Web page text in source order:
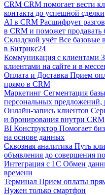
CRM CRM помогает вести
контакта до успешной сделки
AI в CRM Расшифрует
в CRM и поможет продавать
Складской учёт Все базовые
в Битрикс24
Коммуникация с клиентами
клиентами на сайте и в
Оплата и Доставка Прием
прямо в CRM
Маркетинг Сегментация
персональных предложений,
Онлайн-запись клиентов
и бронирования внутри CRM
BI Конструктор Помогает
на основе данных
Сквозная аналитика Путь
объявления до совершения
Интеграция с 1С Обмен
времени
Терминал Прием оплаты
Нужен только смартфон